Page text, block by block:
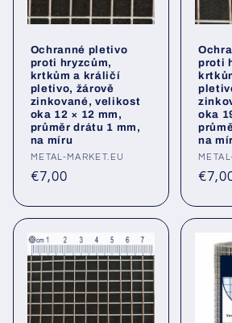
Ochranné pletivo
proti hryzcům,
krtkům a králičí
pletivo, žárově
zinkované, velikost
oka 12 × 12 mm,
průměr drátu 1 mm,
na míru
Poskytovatel:
METAL-MARKET.EU
Běžná
€7,00
proti
oka
na